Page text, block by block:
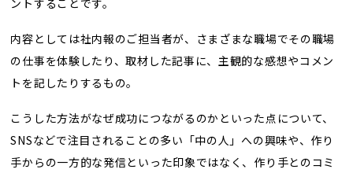
ントすることです。
内容としては社内報のご担当者が、さまざまな職場でその職場
の仕事を体験したり、取材した記事に、主観的な感想やコメン
トを記したりするもの。
こうした方法がなぜ成功につながるのかといった点について、
SNSなどで注目されることの多い「中の人」への興味や、作り
手からの一方的な発信といった印象ではなく、作り手とのコミ